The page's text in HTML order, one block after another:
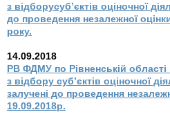
з відборусуб’єктів оціночної
до проведення незалежної
року.
14.09.2018
РВ ФДМУ по Рівненській
з відбору суб’єктів оціночної
залучені до проведення
19.09.2018р.